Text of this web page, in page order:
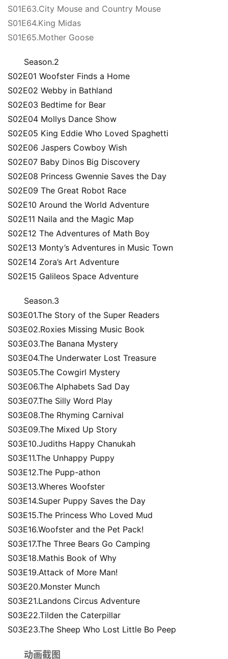
热
门
精
选
教
赞
助
本
站
S01E63.City Mouse and Country Mouse
S01E64.King Midas
S01E65.Mother Goose
Season.2
S02E01 Woofster Finds a Home
S02E02 Webby in Bathland
S02E03 Bedtime for Bear
S02E04 Mollys Dance Show
S02E05 King Eddie Who Loved Spaghetti
S02E06 Jaspers Cowboy Wish
S02E07 Baby Dinos Big Discovery
S02E08 Princess Gwennie Saves the Day
S02E09 The Great Robot Race
S02E10 Around the World Adventure
S02E11 Naila and the Magic Map
S02E12 The Adventures of Math Boy
S02E13 Monty’s Adventures in Music Town
S02E14 Zora’s Art Adventure
S02E15 Galileos Space Adventure
Season.3
S03E01.The Story of the Super Readers
S03E02.Roxies Missing Music Book
S03E03.The Banana Mystery
S03E04.The Underwater Lost Treasure
S03E05.The Cowgirl Mystery
S03E06.The Alphabets Sad Day
S03E07.The Silly Word Play
S03E08.The Rhyming Carnival
S03E09.The Mixed Up Story
S03E10.Judiths Happy Chanukah
S03E11.The Unhappy Puppy
S03E12.The Pupp-athon
S03E13.Wheres Woofster
S03E14.Super Puppy Saves the Day
S03E15.The Princess Who Loved Mud
S03E16.Woofster and the Pet Pack!
S03E17.The Three Bears Go Camping
S03E18.Mathis Book of Why
S03E19.Attack of More Man!
S03E20.Monster Munch
S03E21.Landons Circus Adventure
S03E22.Tilden the Caterpillar
S03E23.The Sheep Who Lost Little Bo Peep
动画截图